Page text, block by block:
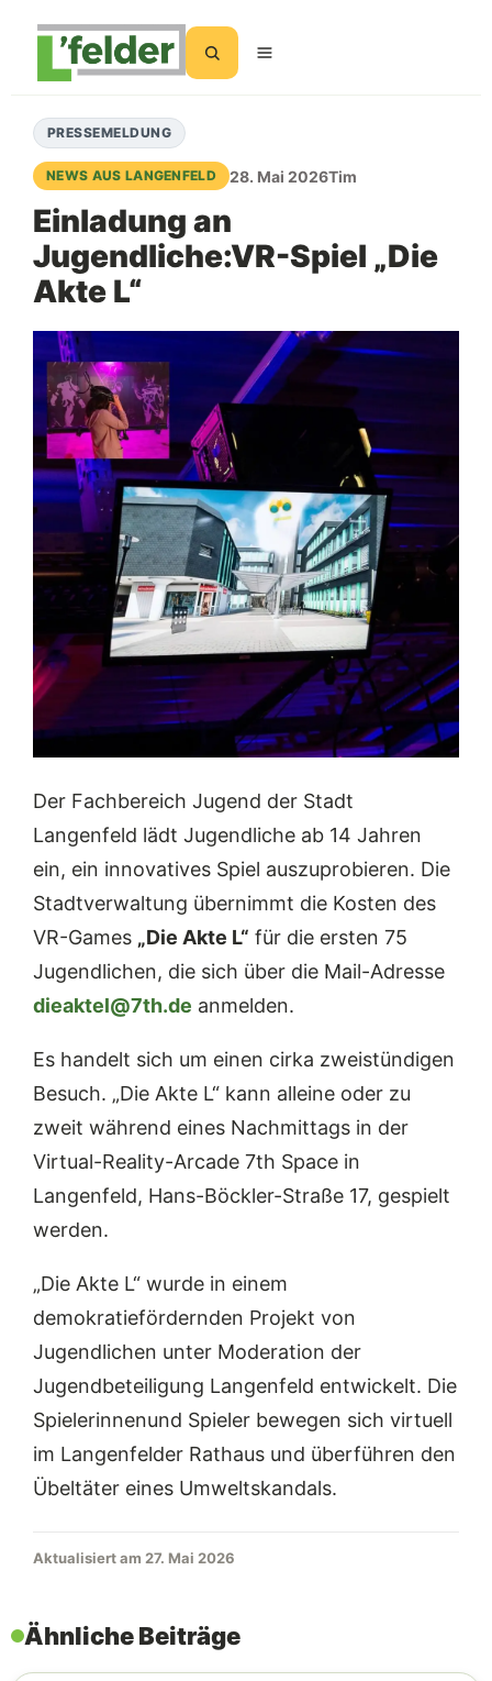
PRESSEMELDUNG
NEWS AUS LANGENFELD 28. Mai 2026Tim
Einladung an
Jugendliche:VR-Spiel „Die
Akte L“
Der Fachbereich Jugend der Stadt
Langenfeld lädt Jugendliche ab 14 Jahren
ein, ein innovatives Spiel auszuprobieren. Die
Stadtverwaltung übernimmt die Kosten des
VR-Games „Die Akte L“ für die ersten 75
Jugendlichen, die sich über die Mail-Adresse
dieaktel@7th.de anmelden.
Es handelt sich um einen cirka zweistündigen
Besuch. „Die Akte L“ kann alleine oder zu
zweit während eines Nachmittags in der
Virtual-Reality-Arcade 7th Space in
Langenfeld, Hans-Böckler-Straße 17, gespielt
werden.
„Die Akte L“ wurde in einem
demokratiefördernden Projekt von
Jugendlichen unter Moderation der
Jugendbeteiligung Langenfeld entwickelt. Die
Spielerinnenund Spieler bewegen sich virtuell
im Langenfelder Rathaus und überführen den
Übeltäter eines Umweltskandals.
Aktualisiert am 27. Mai 2026
Ähnliche Beiträge